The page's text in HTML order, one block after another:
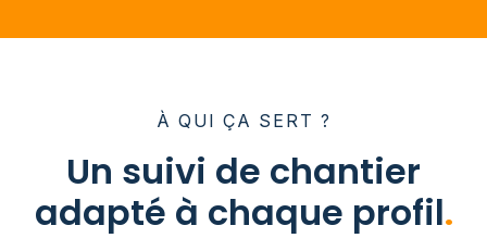
À QUI ÇA SERT ?
Un suivi de chantier
adapté à chaque profil.